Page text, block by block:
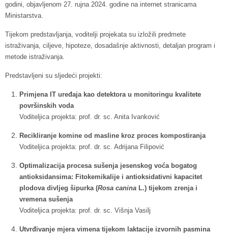
godini, objavljenom 27. rujna 2024. godine na internet stranicama
Ministarstva.
Tijekom predstavljanja, voditelji projekata su izložili predmete
istraživanja, ciljeve, hipoteze, dosadašnje aktivnosti, detaljan program i
metode istraživanja.
Predstavljeni su sljedeći projekti:
Primjena IT uređaja kao detektora u monitoringu kvalitete
površinskih voda
Voditeljica projekta: prof. dr. sc. Anita Ivanković
Recikliranje komine od masline kroz proces kompostiranja
Voditeljica projekta: prof. dr. sc. Adrijana Filipović
Optimalizacija procesa sušenja jesenskog voća bogatog
antioksidansima: Fitokemikalije i antioksidativni kapacitet
plodova divljeg šipurka (Rosa canina L.) tijekom zrenja i
vremena sušenja
Voditeljica projekta: prof. dr. sc. Višnja Vasilj
Utvrđivanje mjera vimena tijekom laktacije izvornih pasmina